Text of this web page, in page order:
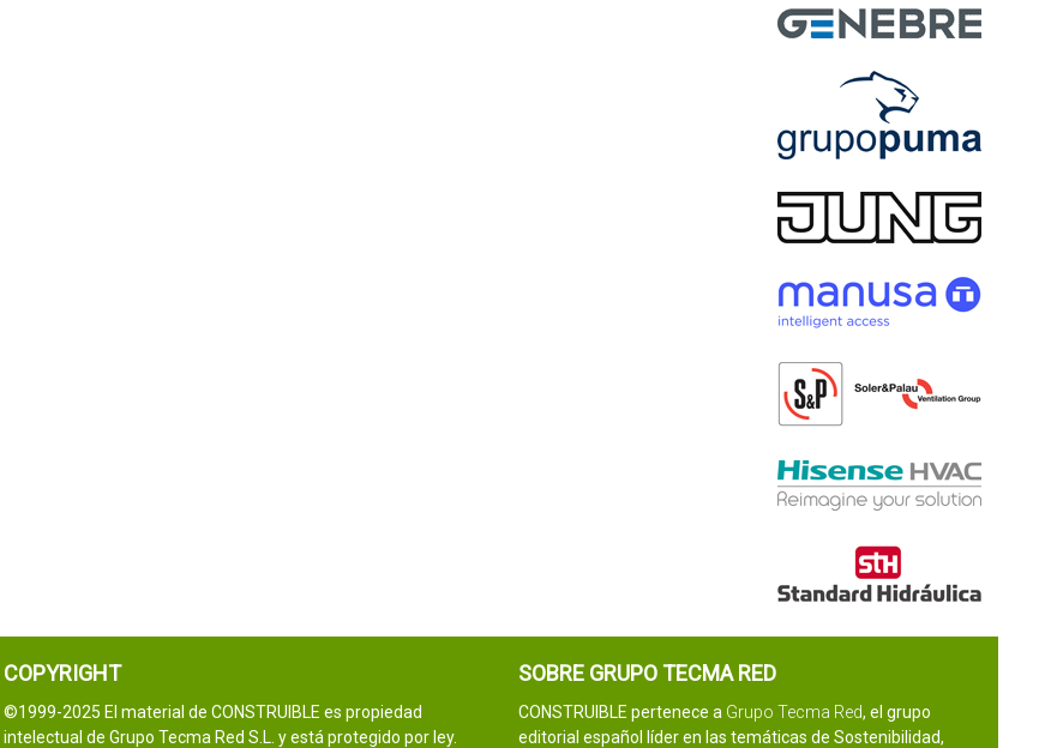
COPYRIGHT
©1999-2025 El material de CONSTRUIBLE es propiedad
intelectual de Grupo Tecma Red S.L. y está protegido por ley.
SOBRE GRUPO TECMA RED
CONSTRUIBLE pertenece a Grupo Tecma Red, el grupo
editorial español líder en las temáticas de Sostenibilidad,